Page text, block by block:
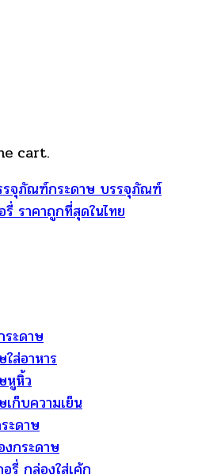
cart.
ะดาษ
ส่อาหาร
หูหิ้ว
เก็บความเย็น
ะดาษ
กระดาษ
รี่ กล่องใส่เค้ก